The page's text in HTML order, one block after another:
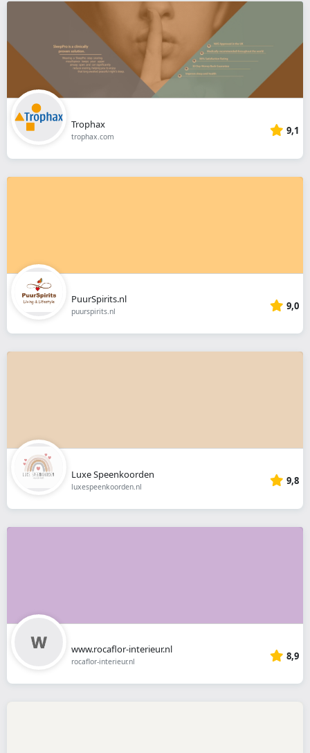
Trophax
trophax.com 9,1
PuurSpirits.nl
puurspirits.nl 9,0
Luxe Speenkoorden
luxespeenkoorden.nl 9,8
www.rocaflor-interieur.nl
rocaflor-interieur.nl 8,9